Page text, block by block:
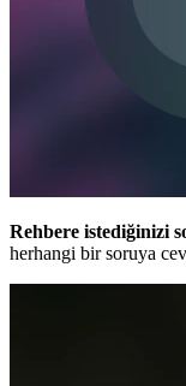
Rehbere istediğinizi
herhangi bir soruya